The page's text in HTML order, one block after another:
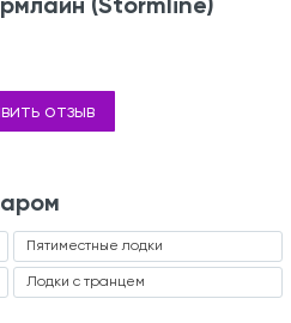
отзыв
Пятиместные лодки
Лодки с транцем